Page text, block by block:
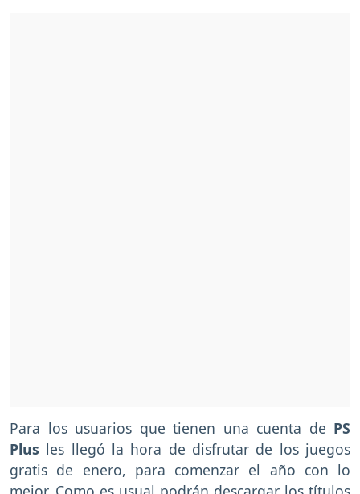
Para los usuarios que tienen una cuenta de PS
Plus les llegó la hora de disfrutar de los juegos
gratis de enero, para comenzar el año con lo